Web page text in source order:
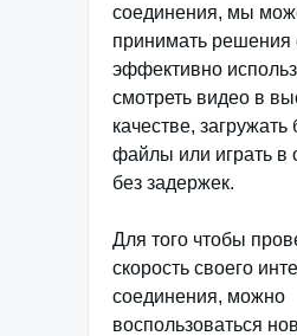
соединения, мы
принимать решения
эффективно
смотреть видео в
качестве,
файлы или играть в
без задержек.
Для того чтобы
скорость своего
соединения, можно
воспользоваться